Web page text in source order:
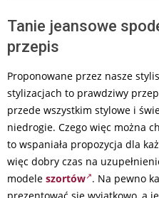
Tanie jeansowe
przepis
Proponowane przez nasze
stylizacjach to prawdziwy
przede wszystkim stylowe i
niedrogie. Czego więc można
to wspaniała propozycja dla
więc dobry czas na
modele szortów . Na pewno